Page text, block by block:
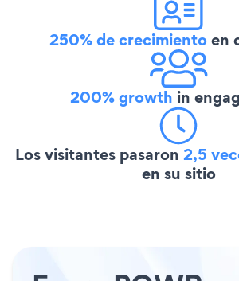
250% de crecimientoen
200% growth in
Los visitantes pasaron 2,5
en su sitio